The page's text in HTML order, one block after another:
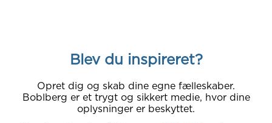
Blev du inspireret?
Opret dig og skab dine egne fælleskaber.
Boblberg er et trygt og sikkert medie, hvor dine
oplysninger er beskyttet.